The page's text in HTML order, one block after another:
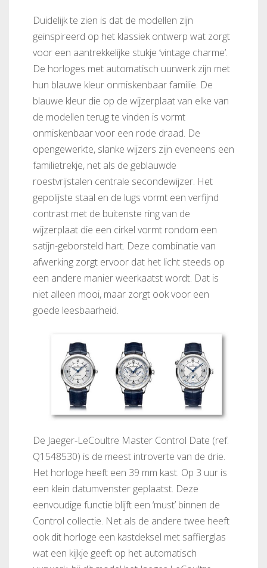
Duidelijk te zien is dat de modellen zijn
geïnspireerd op het klassiek ontwerp wat zorgt
voor een aantrekkelijke stukje ‘vintage charme’.
De horloges met automatisch uurwerk zijn met
hun blauwe kleur onmiskenbaar familie. De
blauwe kleur die op de wijzerplaat van elke van
de modellen terug te vinden is vormt
onmiskenbaar voor een rode draad. De
opengewerkte, slanke wijzers zijn eveneens een
familietrekje, net als de geblauwde
roestvrijstalen centrale secondewijzer. Het
gepolijste staal en de lugs vormt een verfijnd
contrast met de buitenste ring van de
wijzerplaat die een cirkel vormt rondom een
satijn-geborsteld hart. Deze combinatie van
afwerking zorgt ervoor dat het licht steeds op
een andere manier weerkaatst wordt. Dat is
niet alleen mooi, maar zorgt ook voor een
goede leesbaarheid.
De Jaeger-LeCoultre Master Control Date (ref.
Q1548530) is de meest introverte van de drie.
Het horloge heeft een 39 mm kast. Op 3 uur is
een klein datumvenster geplaatst. Deze
eenvoudige functie blijft een ‘must’ binnen de
Control collectie. Net als de andere twee heeft
ook dit horloge een kastdeksel met saffierglas
wat een kijkje geeft op het automatisch